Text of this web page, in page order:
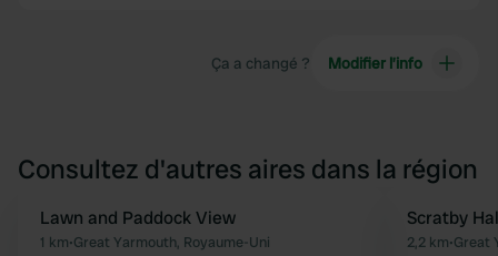
Ça a changé ? Modifier l’info
Consultez d'autres aires dans la région
Préféré
Lawn and Paddock View
1 km•Great Yarmouth, Royaume-Uni
Scratby
2,2 km•Great